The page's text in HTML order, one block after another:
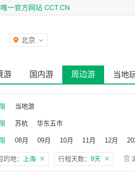
一官方网站 CCT.CN
北京
游 国内游 周边游 当地
当地游
苏杭 华东五市
08月 09月 10月 11月 12月
2027年06月
的地： 上海 行程天数： 9天